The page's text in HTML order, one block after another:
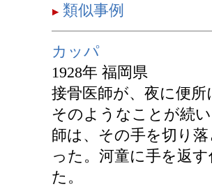
類似事例
カッパ
1928年 福岡県
接骨医師が、夜に便
そのようなことが続
師は、その手を切り
った。河童に手を返
た。